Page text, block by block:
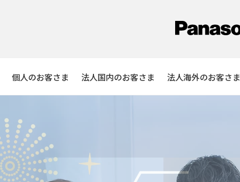
個人のお客さま 法人国内のお客さま 法人海外のお客さま